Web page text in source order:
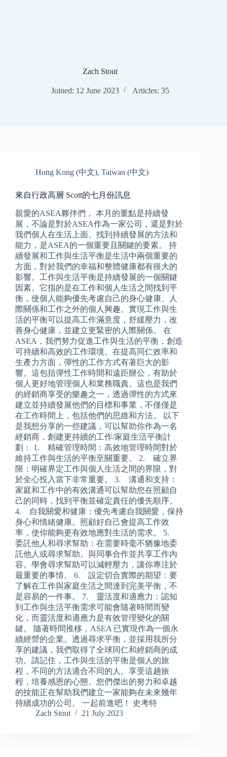
Zach Stout
Joined: 12 June 2023 Articles: 35
Hong Kong (中文), Taiwan (中文)
來自行政高層 Scott的七月份訊息
親愛的ASEA夥伴們， 本月的重點是持續發
展，不論是對於ASEA作為一家公司，還是對於
我們個人在生活上面。找到持續發展的方法和
能力，是ASEA的一個重要且關鍵的要素。 持
續發展和工作與生活平衡是生活中兩個重要的
方面，對於我們的幸福和整體健康都有很大的
影響。工作與生活平衡是持續發展的一個關鍵
因素。它指的是在工作和個人生活之間找到平
衡，使個人能夠優先考慮自己的身心健康、人
際關係和工作之外的個人興趣。實現工作與生
活的平衡可以提高工作滿意度，舒緩壓力，改
善身心健康，並建立更緊密的人際關係。 在
ASEA，我們努力促進工作與生活的平衡，創造
可持續和高效的工作環境。在提高同仁效率和
生產力方面，彈性的工作方式有著巨大的影
響。這包括彈性工作時間和遠距辦公，有助於
個人更好地管理個人和業務職責。這也是我們
的經銷商享受的樂趣之一，透過彈性的方式來
建立並持續發展他們的目標和事業，不僅僅是
在工作時間上，包括他們的思維和方法。 以下
是我想分享的一些建議，可以幫助你作為一名
經銷商，創建更持續的工作/家庭生活平衡計
劃： 1. 精確管理時間：高效地管理時間對於
維持工作與生活的平衡至關重要。 2. 確立界
限：明確界定工作與個人生活之間的界限，對
於全心投入當下非常重要。 3. 溝通和支持：
家庭和工作中的有效溝通可以幫助您在照顧自
己的同時，找到平衡並確定責任的優先順序。
4. 自我關愛和健康：優先考慮自我關愛，保持
身心和情緒健康。照顧好自己會提高工作效
率，使你能夠更有效地應對生活的需求。 5.
委託他人和尋求幫助：在需要時毫不猶豫地委
託他人或尋求幫助。與同事合作並共享工作內
容。學會尋求幫助可以減輕壓力，讓你專注於
最重要的事情。 6. 設定切合實際的期望：要
了解在工作與家庭生活之間達到完美平衡，不
是容易的一件事。 7. 靈活度和適應力：認知
到工作與生活平衡需求可能會隨著時間而變
化，而靈活度和適應力是有效管理變化的關
鍵。 隨著時間推移，ASEA 已實現作為一個永
續經營的企業。透過尋求平衡，並採用我所分
享的建議，我們取得了全球同仁和經銷商的成
功。請記住，工作與生活的平衡是個人的旅
程，不同的方法適合不同的人。享受這趟旅
程，培養感恩的心態。您們傑出的努力和卓越
的技能正在幫助我們建立一家能夠在未來幾年
持續成功的公司。 一起前進吧！ 史考特
Zach Stout
21 July 2023